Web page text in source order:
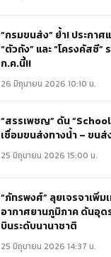
“กรมขนส่ง” ย้ำ! ประกา
“ตัวถัง” และ “โครงคัสซี”
ก.ค.นี้!!
26 มิถุนายน 2026 10:10 น.
“สรรเพชญ” ดัน
เชื่อมขนส่งทางน้ำ – ขน
25 มิถุนายน 2026 15:00 น.
“ภัทรพงศ์” ลุยเจรจาเพิ่
อากาศยานภูมิภาค ดันอุ
บินระดับนานาชาติ
25 มิถุนายน 2026 14:37 น.